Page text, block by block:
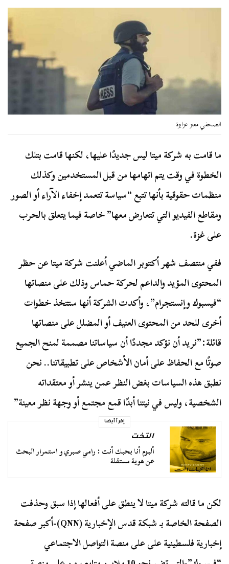
الصحفي معتز عزايزة
ما قامت به شركة ميتا ليس جديدًا عليها، لكنها قامت بتلك
الخطوة في وقت يتم اتهامها من قبل المستخدمين وكذلك
منظمات حقوقية بأنها تتبع “سياسة تتعمد إخفاء الآراء أو الصور
ومقاطع الفيديو التي تتعارض معها” خاصة فيما يتعلق بالحرب
على غزة.
ففي منتصف شهر أكتوبر الماضي أعلنت شركة ميتا عن حظر
المحتوى المؤيد والداعم لحركة حماس وذلك على منصاتها
“فيسبوك وإنستجرام”، وأكدت الشركة أنها ستتخذ خطوات
أخرى للحد من المحتوى العنيف أو المضلل على منصاتها
قائلة:”نريد أن نؤكد مجددًا أن سياساتنا مصممة لمنح الجميع
صوتًا مع الحفاظ على أمان الأشخاص على تطبيقاتنا.. نحن
نطبق هذه السياسات بغض النظر عمن ينشر أو معتقداته
الشخصية، وليس في نيتنا أبدًا قمع مجتمع أو وجهة نظر معينة”
إقرأ أيضا
التخت
ألبوم أنا بحبك أنت : رامي صبري و استمرار البحث
عن هوية مستقلة
لكن ما قالته شركة ميتا لا ينطق على أفعالها إذا سبق وحذفت
الصفحة الخاصة بـ شبكة قدس الإخبارية (QNN)-أكبر صفحة
إخبارية فلسطينية على على منصة التواصل الاجتماعي